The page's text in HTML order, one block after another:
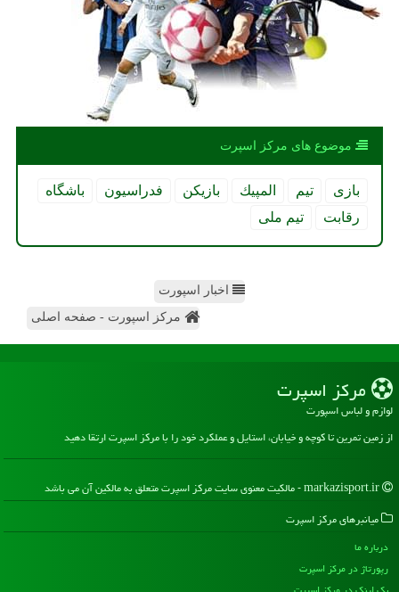
موضوع های مركز اسپرت
بازی تیم المپیك بازیكن فدراسیون
باشگاه
رقابت
تیم ملی
اخبار اسپورت
مرکز اسپورت - صفحه اصلی
مركز اسپرت
لوازم و لباس اسپورت
از زمین تمرین تا کوچه و خیابان، استایل و عملکرد خود را با مرکز اسپرت ارتقا دهید
میانبرهای مركز اسپرت
درباره ما
رپورتاژ در مركز اسپرت